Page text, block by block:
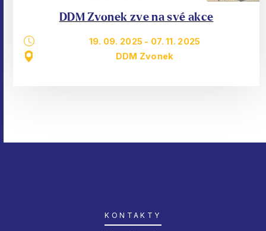
DDM Zvonek zve na své akce
19. 09. 2025 - 07. 11. 2025
DDM Zvonek
KONTAKTY